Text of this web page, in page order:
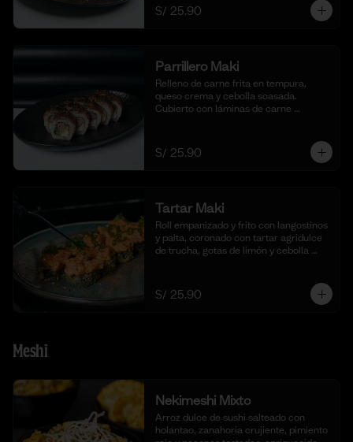
S/ 25.90
Parrillero Maki
Relleno de carne frita en tempura,
queso crema y cebolla soasada.
Cubierto con láminas de carne
S/ 25.90
Tartar Maki
Roll empanizado y frito con langostinos
y palta, coronado con tartar agridulce
de trucha, gotas de limón y cebolla
S/ 25.90
Meshi
Nekimeshi Mixto
Arroz dulce de sushi salteado con
holantao, zanahoria crujiente, pimiento